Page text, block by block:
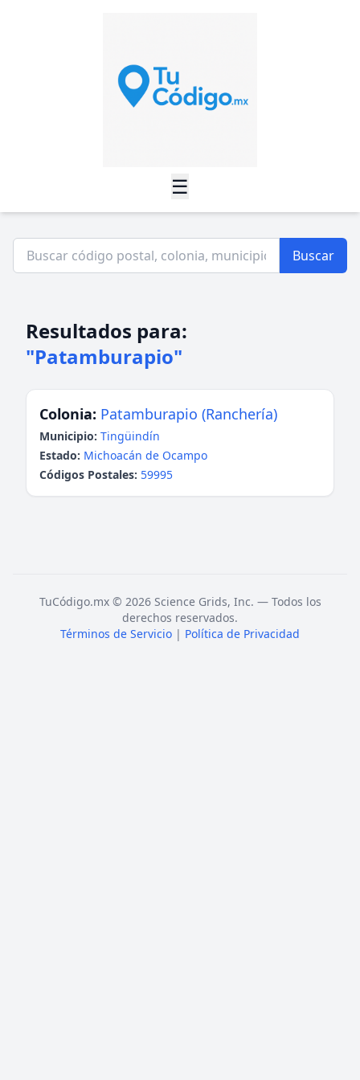
☰
Buscar
Resultados para:
"Patamburapio"
Colonia: Patamburapio (Ranchería)
Municipio: Tingüindín
Estado: Michoacán de Ocampo
Códigos Postales: 59995
TuCódigo.mx © 2026 Science Grids, Inc. — Todos los
derechos reservados.
Términos de Servicio | Política de Privacidad